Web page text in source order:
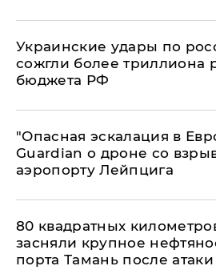
Украинские удары по
сожгли более триллиона
бюджета РФ
"Опасная эскалация в
Guardian о дроне со
аэропорту Лейпцига
80 квадратных
засняли крупное
порта Тамань после